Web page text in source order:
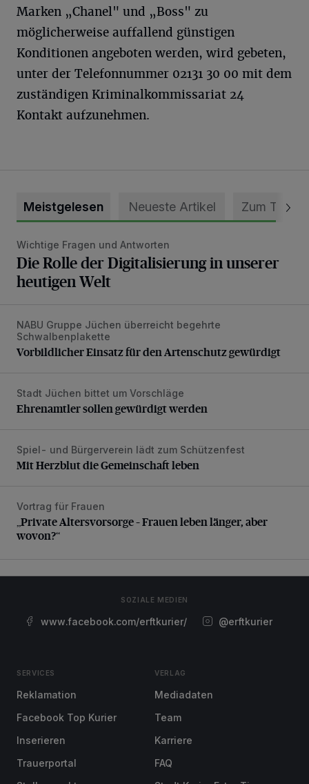
Marken „Chanel" und „Boss" zu
möglicherweise auffallend günstigen
Konditionen angeboten werden, wird gebeten,
unter der Telefonnummer 02131 30 00 mit dem
zuständigen Kriminalkommissariat 24
Kontakt aufzunehmen.
Meistgelesen Neueste Artikel Zum Thema
Die Rolle der Digitalisierung in unserer heutigen Welt
Wichtige Fragen und Antworten
Die Rolle der Digitalisierung in unserer
heutigen Welt
Vorbildlicher Einsatz für den Artenschutz gewürdigt
NABU Gruppe Jüchen überreicht begehrte
Schwalbenplakette
Vorbildlicher Einsatz für den Artenschutz gewürdigt
Ehrenamtler sollen gewürdigt werden
Stadt Jüchen bittet um Vorschläge
Ehrenamtler sollen gewürdigt werden
Mit Herzblut die Gemeinschaft leben
Spiel- und Bürgerverein lädt zum Schützenfest
Mit Herzblut die Gemeinschaft leben
„Private Altersvorsorge – Frauen leben länger, aber
Vortrag für Frauen
„Private Altersvorsorge – Frauen leben länger, aber
wovon?“
SOZIALE MEDIEN
www.facebook.com/erftkurier/ @erftkurier
SERVICES
Reklamation
Facebook Top Kurier
Inserieren
Trauerportal
VERLAG
Mediadaten
Team
Karriere
FAQ